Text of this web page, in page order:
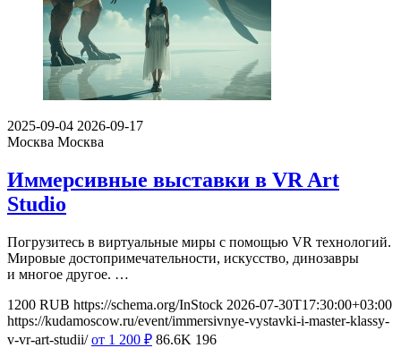
2025-09-04 2026-09-17
Москва Москва
Иммерсивные выставки в VR Art
Studio
Погрузитесь в виртуальные миры с помощью VR технологий.
Мировые достопримечательности, искусство, динозавры
и многое другое. …
1200 RUB https://schema.org/InStock 2026-07-30T17:30:00+03:00
https://kudamoscow.ru/event/immersivnye-vystavki-i-master-klassy-
v-vr-art-studii/ от 1 200 ₽ 86.6K 196